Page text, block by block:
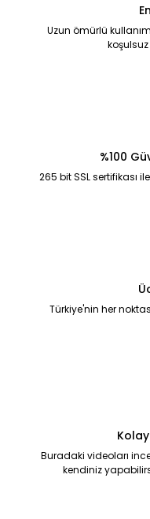
Uzun ömürlü
%100
265 bit SSL sertifikası
Türkiye'nin her
Buradaki videoları
kendiniz